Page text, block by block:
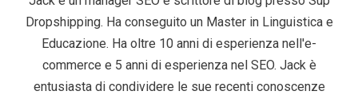
Dropshipping. Ha conseguito un Master in Linguistica e
Educazione. Ha oltre 10 anni di esperienza nell'e-
commerce e 5 anni di esperienza nel SEO. Jack è
entusiasta di condividere le sue recenti conoscenze